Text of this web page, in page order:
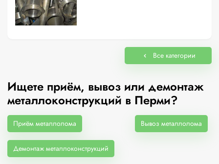
Все категории
Ищете приём, вывоз или демонтаж
металлоконструкций в Перми?
Приём металлолома Вывоз металлолома
Демонтаж металлоконструкций